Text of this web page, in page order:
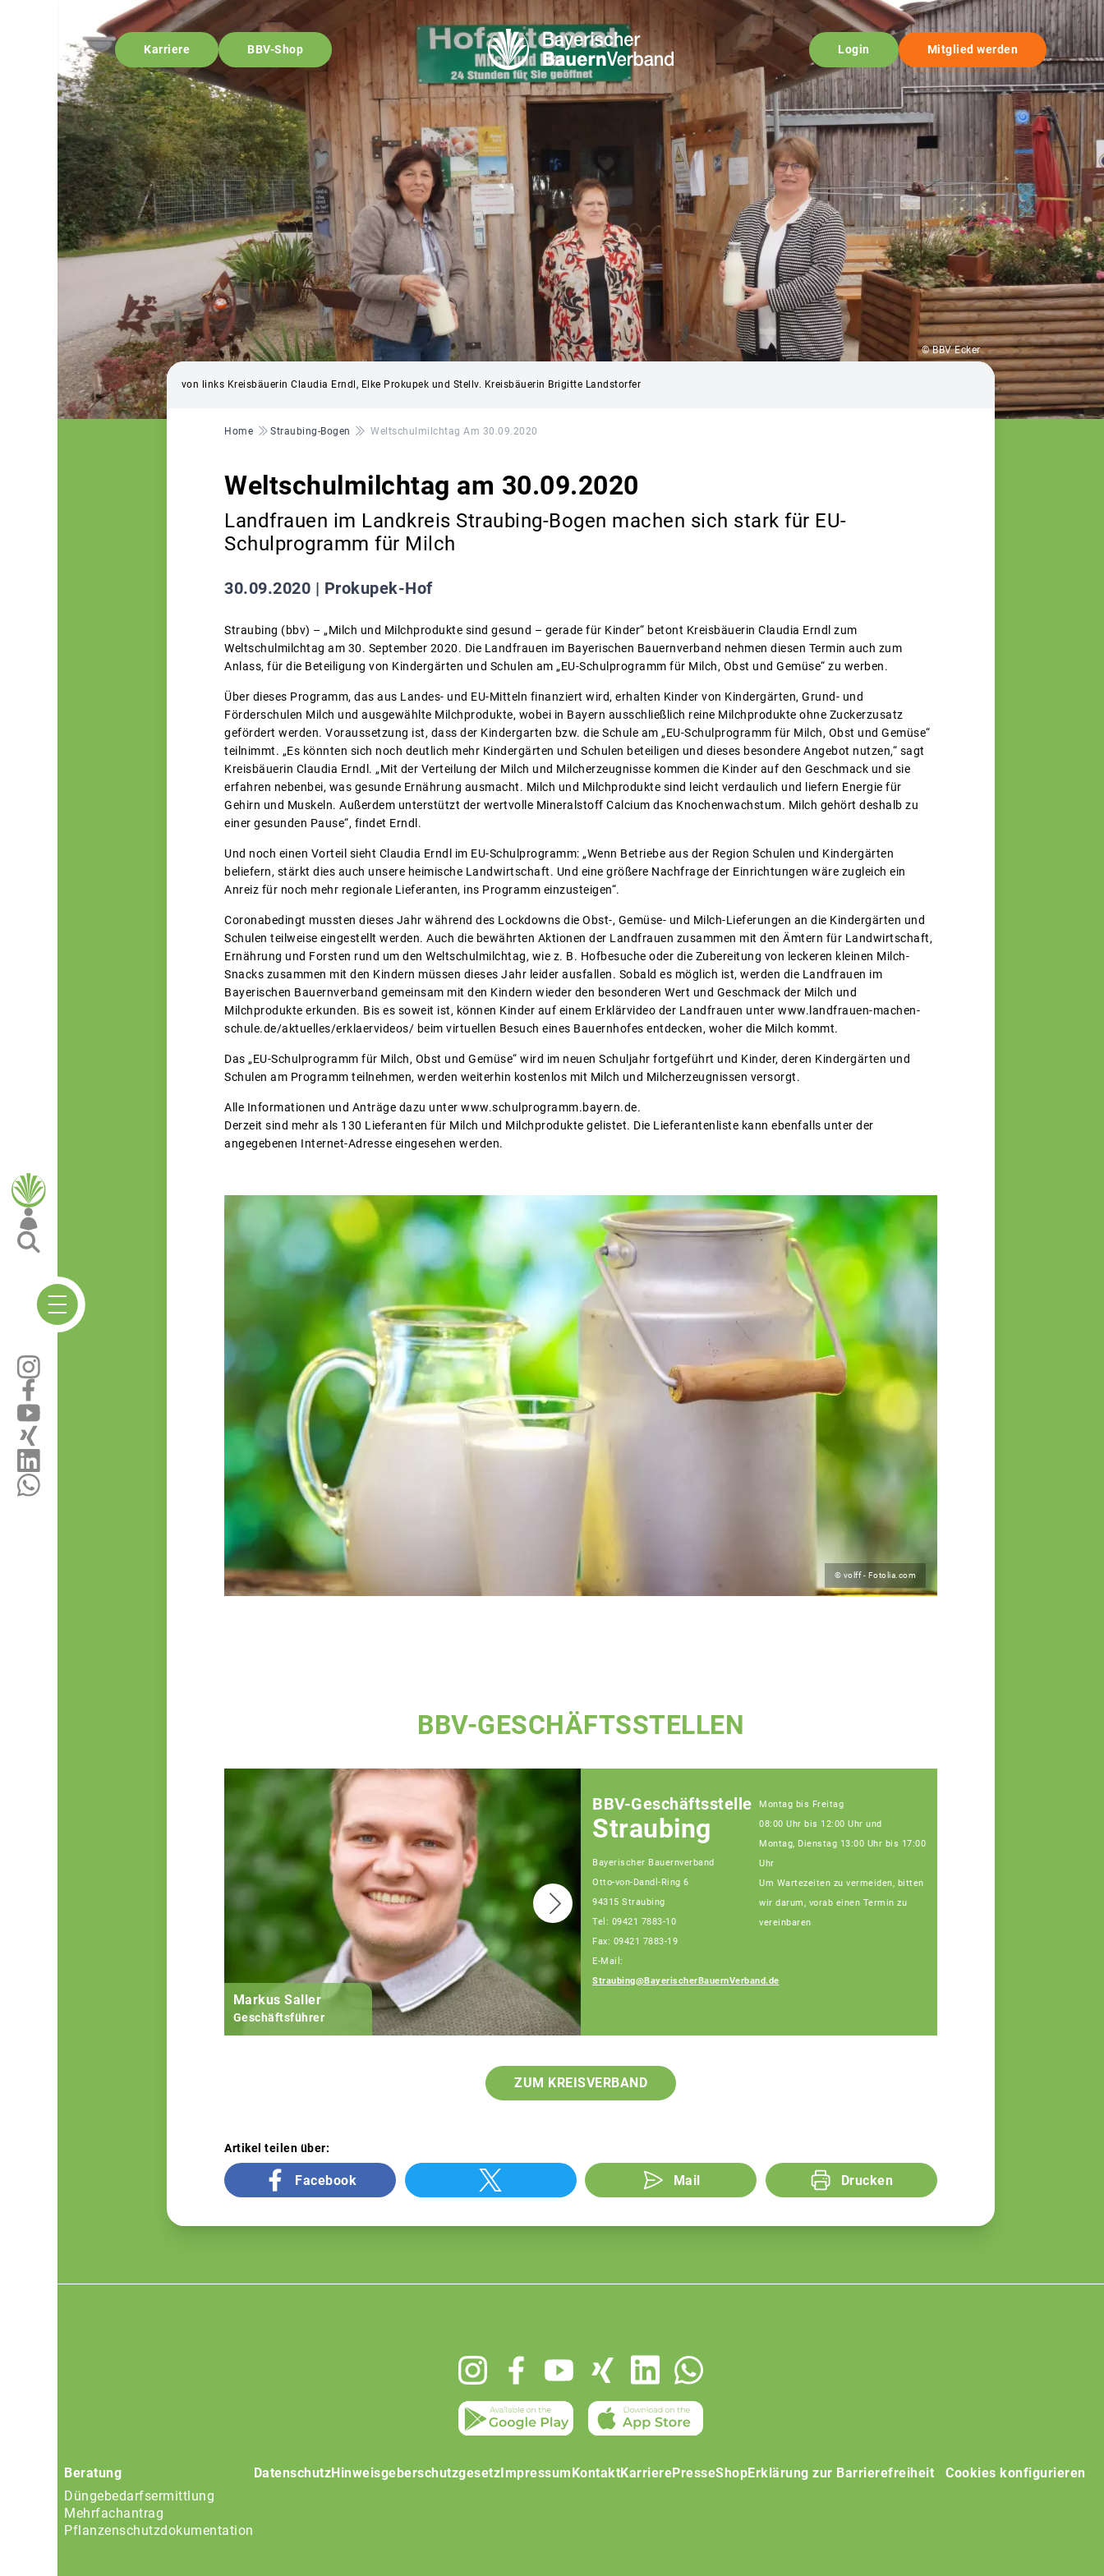
Karriere BBV-Shop Login Mitglied werden
© BBV Ecker
von links Kreisbäuerin Claudia Erndl, Elke Prokupek und Stellv. Kreisbäuerin Brigitte Landstorfer
Pfadnavigation
Home Straubing-Bogen Weltschulmilchtag Am 30.09.2020
Weltschulmilchtag am 30.09.2020
Landfrauen im Landkreis Straubing-Bogen machen sich stark für EU-
Schulprogramm für Milch
30.09.2020 | Prokupek-Hof
Straubing (bbv) – „Milch und Milchprodukte sind gesund – gerade für Kinder“ betont Kreisbäuerin Claudia Erndl zum
Weltschulmilchtag am 30. September 2020. Die Landfrauen im Bayerischen Bauernverband nehmen diesen Termin auch zum
Anlass, für die Beteiligung von Kindergärten und Schulen am „EU-Schulprogramm für Milch, Obst und Gemüse“ zu werben.
Über dieses Programm, das aus Landes- und EU-Mitteln finanziert wird, erhalten Kinder von Kindergärten, Grund- und
Förderschulen Milch und ausgewählte Milchprodukte, wobei in Bayern ausschließlich reine Milchprodukte ohne Zuckerzusatz
gefördert werden. Voraussetzung ist, dass der Kindergarten bzw. die Schule am „EU-Schulprogramm für Milch, Obst und Gemüse“
teilnimmt. „Es könnten sich noch deutlich mehr Kindergärten und Schulen beteiligen und dieses besondere Angebot nutzen,“ sagt
Kreisbäuerin Claudia Erndl. „Mit der Verteilung der Milch und Milcherzeugnisse kommen die Kinder auf den Geschmack und sie
erfahren nebenbei, was gesunde Ernährung ausmacht. Milch und Milchprodukte sind leicht verdaulich und liefern Energie für
Gehirn und Muskeln. Außerdem unterstützt der wertvolle Mineralstoff Calcium das Knochenwachstum. Milch gehört deshalb zu
einer gesunden Pause“, findet Erndl.
Und noch einen Vorteil sieht Claudia Erndl im EU-Schulprogramm: „Wenn Betriebe aus der Region Schulen und Kindergärten
beliefern, stärkt dies auch unsere heimische Landwirtschaft. Und eine größere Nachfrage der Einrichtungen wäre zugleich ein
Anreiz für noch mehr regionale Lieferanten, ins Programm einzusteigen“.
Coronabedingt mussten dieses Jahr während des Lockdowns die Obst-, Gemüse- und Milch-Lieferungen an die Kindergärten und
Schulen teilweise eingestellt werden. Auch die bewährten Aktionen der Landfrauen zusammen mit den Ämtern für Landwirtschaft,
Ernährung und Forsten rund um den Weltschulmilchtag, wie z. B. Hofbesuche oder die Zubereitung von leckeren kleinen Milch-
Snacks zusammen mit den Kindern müssen dieses Jahr leider ausfallen. Sobald es möglich ist, werden die Landfrauen im
Bayerischen Bauernverband gemeinsam mit den Kindern wieder den besonderen Wert und Geschmack der Milch und
Milchprodukte erkunden. Bis es soweit ist, können Kinder auf einem Erklärvideo der Landfrauen unter www.landfrauen-machen-
schule.de/aktuelles/erklaervideos/ beim virtuellen Besuch eines Bauernhofes entdecken, woher die Milch kommt.
Das „EU-Schulprogramm für Milch, Obst und Gemüse“ wird im neuen Schuljahr fortgeführt und Kinder, deren Kindergärten und
Schulen am Programm teilnehmen, werden weiterhin kostenlos mit Milch und Milcherzeugnissen versorgt.
Alle Informationen und Anträge dazu unter www.schulprogramm.bayern.de.
Derzeit sind mehr als 130 Lieferanten für Milch und Milchprodukte gelistet. Die Lieferantenliste kann ebenfalls unter der
angegebenen Internet-Adresse eingesehen werden.
© volff - Fotolia.com
BBV-GESCHÄFTSSTELLEN
Markus Saller
Geschäftsführer
BBV-Geschäftsstelle
Straubing
Bayerischer Bauernverband
Otto-von-Dandl-Ring 6
94315 Straubing
Tel: 09421 7883-10
Fax: 09421 7883-19
E-Mail:
Straubing@BayerischerBauernVerband.de
Montag bis Freitag
08:00 Uhr bis 12:00 Uhr und
Montag, Dienstag 13:00 Uhr bis 17:00
Uhr
Um Wartezeiten zu vermeiden, bitten
wir darum, vorab einen Termin zu
vereinbaren
ZUM KREISVERBAND
Artikel teilen über:
Facebook Mail Drucken
Beratung
Düngebedarfsermittlung
Mehrfachantrag
Pflanzenschutzdokumentation
DatenschutzHinweisgeberschutzgesetz Impressum KontaktKarrierePresseShopErklärung zur Barrierefreiheit Cookies konfigurieren